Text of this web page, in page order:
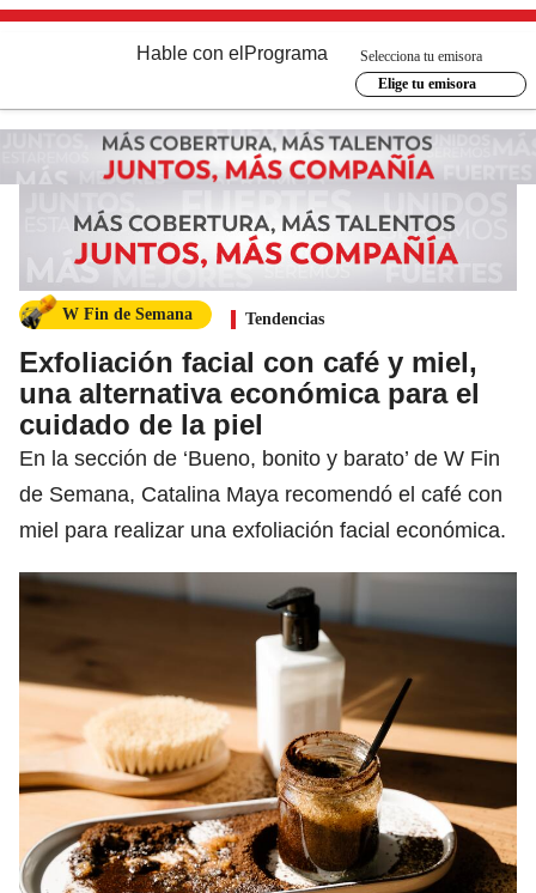
Hable con el Programa
Selecciona tu emisora
Elige tu emisora
W Fin de Semana Tendencias
Exfoliación facial con café y miel,
una alternativa económica para el
cuidado de la piel
En la sección de ‘Bueno, bonito y barato’ de W Fin
de Semana, Catalina Maya recomendó el café con
miel para realizar una exfoliación facial económica.